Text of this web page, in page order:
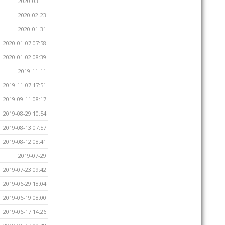
2020-02-23
2020-01-31
2020-01-07 07:58
2020-01-02 08:39
2019-11-11
2019-11-07 17:51
2019-09-11 08:17
2019-08-29 10:54
2019-08-13 07:57
2019-08-12 08:41
2019-07-29
2019-07-23 09:42
2019-06-29 18:04
2019-06-19 08:00
2019-06-17 14:26